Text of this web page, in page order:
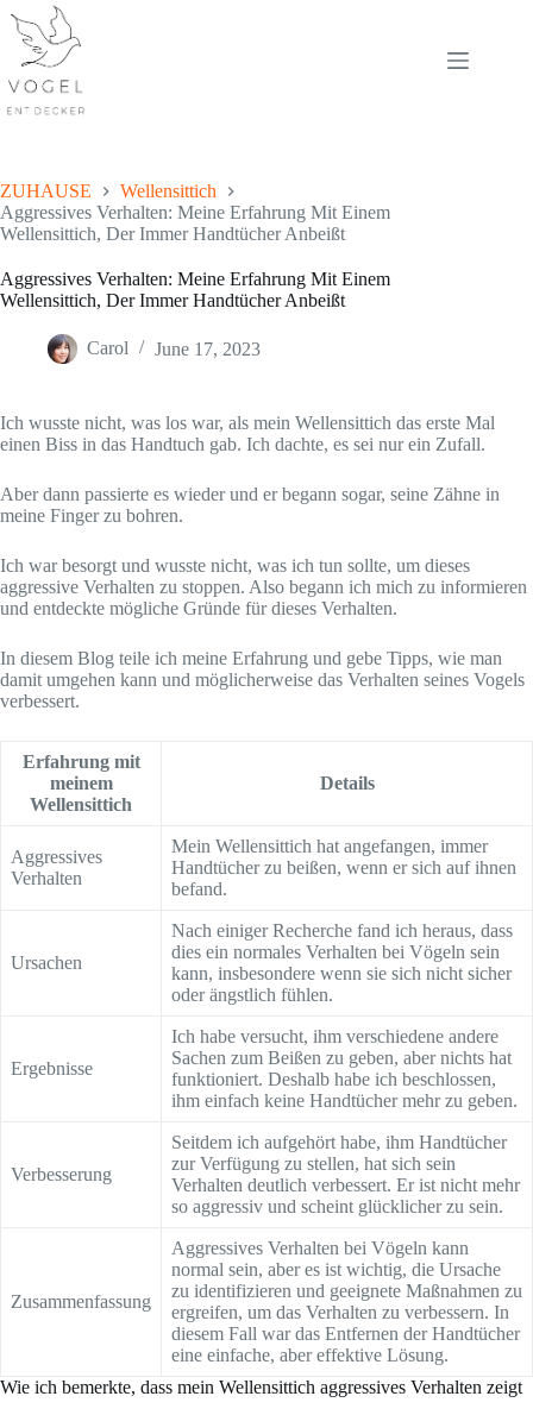
content
ZUHAUSE
Wellensittich
Aggressives Verhalten: Meine Erfahrung Mit Einem
Wellensittich, Der Immer Handtücher Anbeißt
Aggressives Verhalten: Meine Erfahrung Mit Einem
Wellensittich, Der Immer Handtücher Anbeißt
Carol June 17, 2023
Ich wusste nicht, was los war, als mein Wellensittich das erste Mal
einen Biss in das Handtuch gab. Ich dachte, es sei nur ein Zufall.
Aber dann passierte es wieder und er begann sogar, seine Zähne in
meine Finger zu bohren.
Ich war besorgt und wusste nicht, was ich tun sollte, um dieses
aggressive Verhalten zu stoppen. Also begann ich mich zu informieren
und entdeckte mögliche Gründe für dieses Verhalten.
In diesem Blog teile ich meine Erfahrung und gebe Tipps, wie man
damit umgehen kann und möglicherweise das Verhalten seines Vogels
verbessert.
Erfahrung mit
meinem
Wellensittich
Details
Aggressives
Verhalten
Mein Wellensittich hat angefangen, immer
Handtücher zu beißen, wenn er sich auf ihnen
befand.
Ursachen
Nach einiger Recherche fand ich heraus, dass
dies ein normales Verhalten bei Vögeln sein
kann, insbesondere wenn sie sich nicht sicher
oder ängstlich fühlen.
Ergebnisse
Ich habe versucht, ihm verschiedene andere
Sachen zum Beißen zu geben, aber nichts hat
funktioniert. Deshalb habe ich beschlossen,
ihm einfach keine Handtücher mehr zu geben.
Verbesserung
Seitdem ich aufgehört habe, ihm Handtücher
zur Verfügung zu stellen, hat sich sein
Verhalten deutlich verbessert. Er ist nicht mehr
so aggressiv und scheint glücklicher zu sein.
Zusammenfassung
Aggressives Verhalten bei Vögeln kann
normal sein, aber es ist wichtig, die Ursache
zu identifizieren und geeignete Maßnahmen zu
ergreifen, um das Verhalten zu verbessern. In
diesem Fall war das Entfernen der Handtücher
eine einfache, aber effektive Lösung.
Wie ich bemerkte, dass mein Wellensittich aggressives Verhalten zeigt